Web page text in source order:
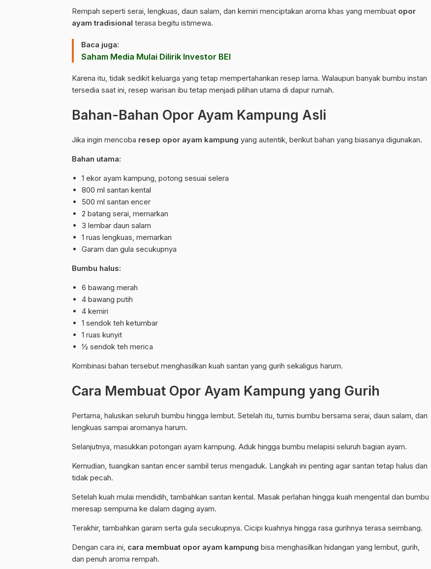
Rempah seperti serai, lengkuas, daun salam, dan kemiri menciptakan aroma khas yang membuat opor
ayam tradisional terasa begitu istimewa.
Baca juga:
Saham Media Mulai Dilirik Investor BEI
Karena itu, tidak sedikit keluarga yang tetap mempertahankan resep lama. Walaupun banyak bumbu instan
tersedia saat ini, resep warisan ibu tetap menjadi pilihan utama di dapur rumah.
Bahan-Bahan Opor Ayam Kampung Asli
Jika ingin mencoba resep opor ayam kampung yang autentik, berikut bahan yang biasanya digunakan.
Bahan utama:
1 ekor ayam kampung, potong sesuai selera
800 ml santan kental
500 ml santan encer
2 batang serai, memarkan
3 lembar daun salam
1 ruas lengkuas, memarkan
Garam dan gula secukupnya
Bumbu halus:
6 bawang merah
4 bawang putih
4 kemiri
1 sendok teh ketumbar
1 ruas kunyit
½ sendok teh merica
Kombinasi bahan tersebut menghasilkan kuah santan yang gurih sekaligus harum.
Cara Membuat Opor Ayam Kampung yang Gurih
Pertama, haluskan seluruh bumbu hingga lembut. Setelah itu, tumis bumbu bersama serai, daun salam, dan
lengkuas sampai aromanya harum.
Selanjutnya, masukkan potongan ayam kampung. Aduk hingga bumbu melapisi seluruh bagian ayam.
Kemudian, tuangkan santan encer sambil terus mengaduk. Langkah ini penting agar santan tetap halus dan
tidak pecah.
Setelah kuah mulai mendidih, tambahkan santan kental. Masak perlahan hingga kuah mengental dan bumbu
meresap sempurna ke dalam daging ayam.
Terakhir, tambahkan garam serta gula secukupnya. Cicipi kuahnya hingga rasa gurihnya terasa seimbang.
Dengan cara ini, cara membuat opor ayam kampung bisa menghasilkan hidangan yang lembut, gurih,
dan penuh aroma rempah.